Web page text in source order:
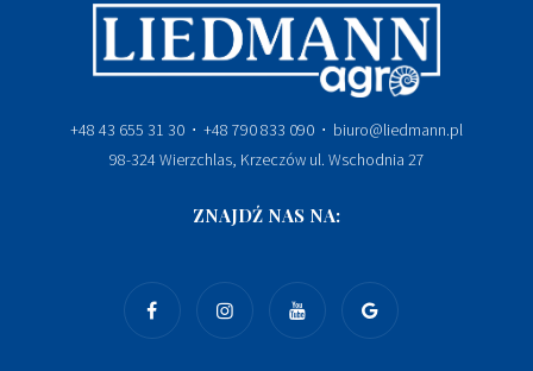
+48 43 655 31 30 ⋅ +48 790 833 090 ⋅ biuro@liedmann.pl
98-324 Wierzchlas, Krzeczów ul. Wschodnia 27
ZNAJDŹ NAS NA: